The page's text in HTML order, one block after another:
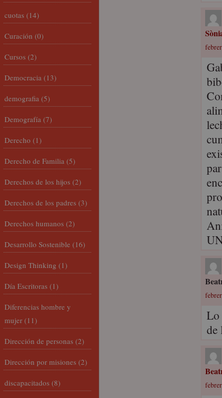
Lo
de
cuotas (14)
Curación (0)
Cursos (2)
Democracia (13)
demografia (5)
Demografía (7)
Derecho (1)
Derecho de Familia (5)
Derechos de los hijos (2)
Derechos de los padres (3)
Derechos humanos (2)
Desarrollo Sostenible (16)
Design Thinking (1)
Día Escritoras (1)
Diferencias hombre y
mujer (11)
Dirección de personas (2)
Dirección por misiones (2)
discapacitados (8)